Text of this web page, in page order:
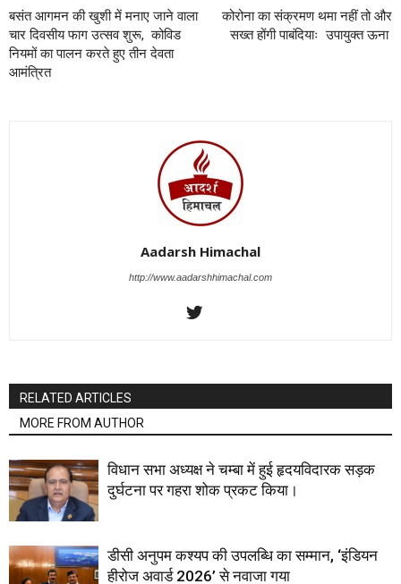
बसंत आगमन की खुशी में मनाए जाने वाला
चार दिवसीय फाग उत्सव शुरू, कोविड
नियमों का पालन करते हुए तीन देवता
आमंत्रित
कोरोना का संक्रमण थमा नहीं तो और
सख्त होंगी पाबंदियाः उपायुक्त ऊना
Aadarsh Himachal
http://www.aadarshhimachal.com
RELATED ARTICLES
MORE FROM AUTHOR
विधान सभा अध्यक्ष ने चम्बा में हुई हृदयविदारक सड़क
दुर्घटना पर गहरा शोक प्रकट किया।
डीसी अनुपम कश्यप की उपलब्धि का सम्मान, ‘इंडियन
हीरोज अवार्ड 2026’ से नवाजा गया